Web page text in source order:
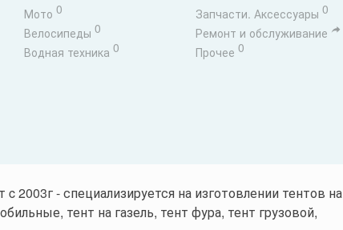
0
Мото
0
Велосипеды
0
Водная техника
0
Запчасти. Аксессуары
Ремонт и обслуживание
0
Прочее
2003г - специализируется на изготовлении тентов на
тент на газель, тент фура, тент грузовой,